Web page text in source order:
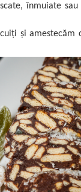
înmuiate
și amestecăm